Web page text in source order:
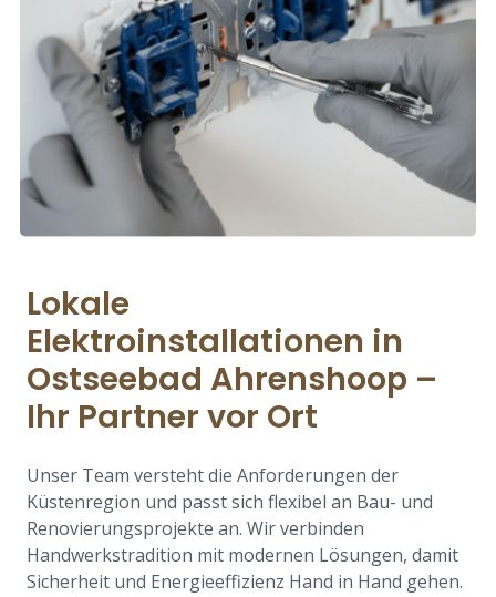
Lokale
Elektroinstallationen in
Ostseebad Ahrenshoop –
Ihr Partner vor Ort
Unser Team versteht die Anforderungen der
Küstenregion und passt sich flexibel an Bau- und
Renovierungsprojekte an. Wir verbinden
Handwerkstradition mit modernen Lösungen, damit
Sicherheit und Energieeffizienz Hand in Hand gehen.